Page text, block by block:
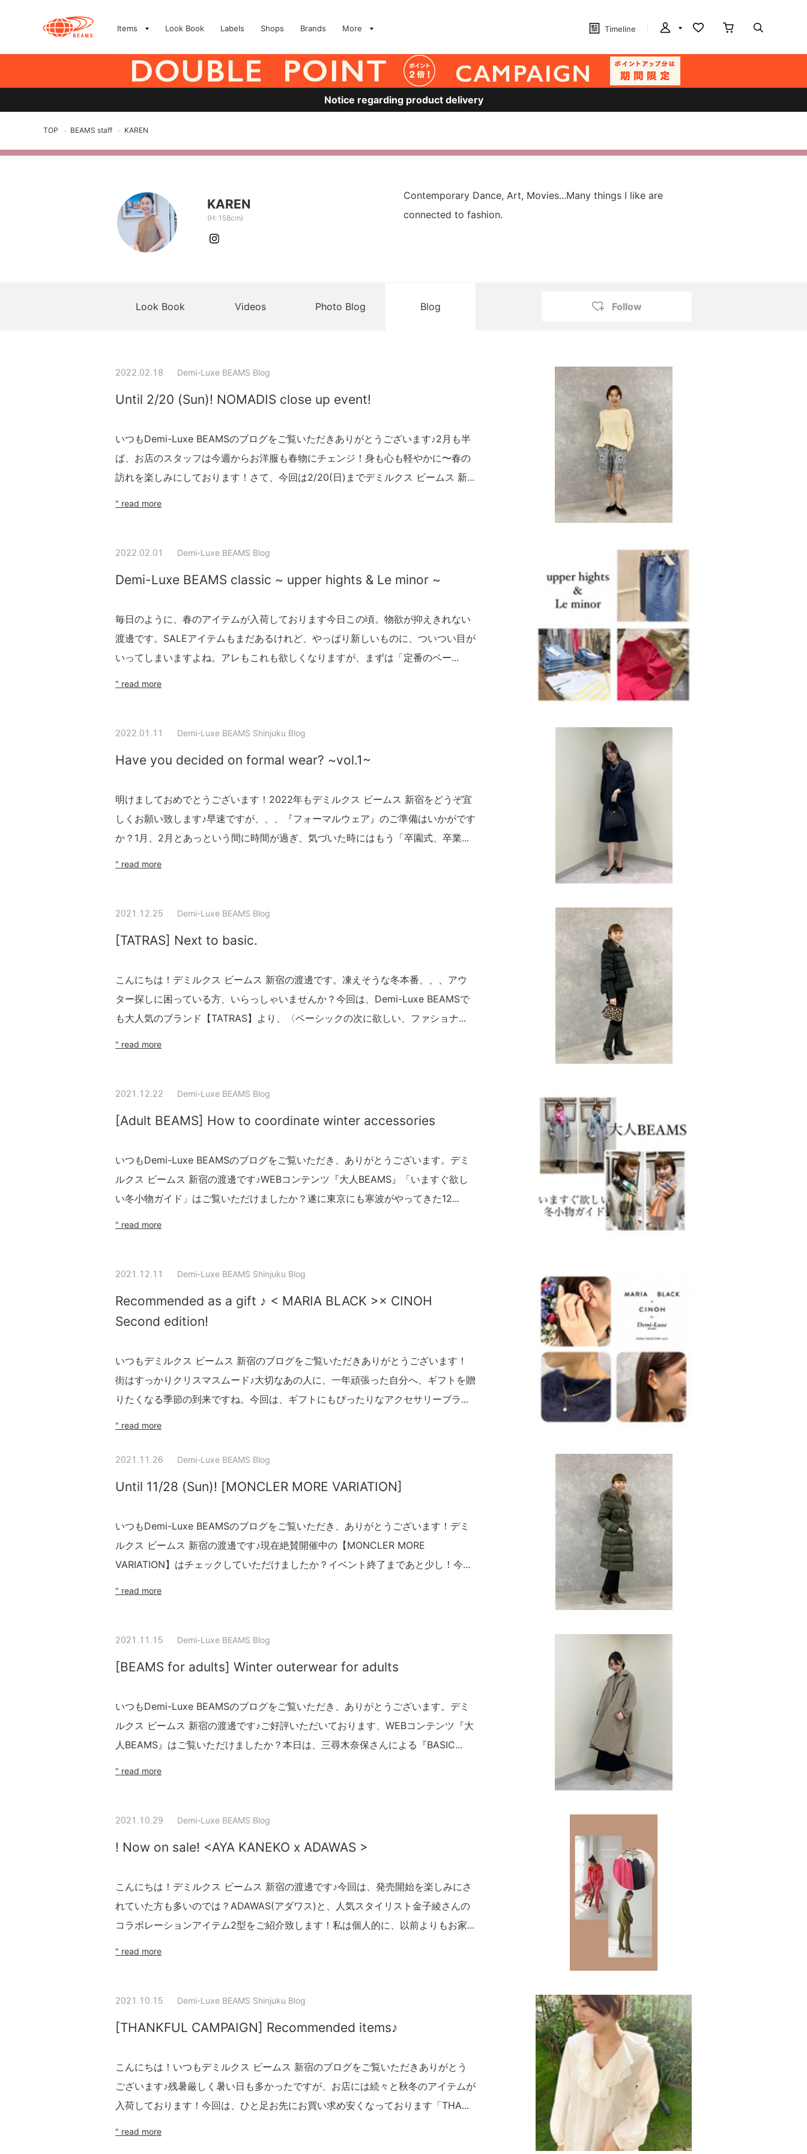
Items Look Book Labels Shops Brands More Timeline
Notice regarding product delivery
TOP > BEAMS staff > KAREN
KAREN
(H: 158cm)
Contemporary Dance, Art, Movies...Many things I like are
connected to fashion.
Look Book Videos Photo Blog Blog Follow
2022.02.18 Demi-Luxe BEAMS Blog
Until 2/20 (Sun)! NOMADIS close up event!
いつもDemi-Luxe BEAMSのブログをご覧いただきありがとうございます♪2月も半
ば、お店のスタッフは今週からお洋服も春物にチェンジ！身も心も軽やかに〜春の
訪れを楽しみにしております！さて、今回は2/20(日)までデミルクス ビームス 新...
" read more
2022.02.01 Demi-Luxe BEAMS Blog
Demi-Luxe BEAMS classic ~ upper hights & Le minor ~
毎日のように、春のアイテムが入荷しております今日この頃。物欲が抑えきれない
渡邊です。SALEアイテムもまだあるけれど、やっぱり新しいものに、ついつい目が
いってしまいますよね。アレもこれも欲しくなりますが、まずは「定番のベー...
" read more
2022.01.11 Demi-Luxe BEAMS Shinjuku Blog
Have you decided on formal wear? ~vol.1~
明けましておめでとうございます！2022年もデミルクス ビームス 新宿をどうぞ宜
しくお願い致します♪早速ですが、、、『フォーマルウェア』のご準備はいかがです
か？1月、2月とあっという間に時間が過ぎ、気づいた時にはもう「卒園式、卒業...
" read more
2021.12.25 Demi-Luxe BEAMS Blog
[TATRAS] Next to basic.
こんにちは！デミルクス ビームス 新宿の渡邊です。凍えそうな冬本番、、、アウ
ター探しに困っている方、いらっしゃいませんか？今回は、Demi-Luxe BEAMSで
も大人気のブランド【TATRAS】より、〈ベーシックの次に欲しい、ファショナ...
" read more
2021.12.22 Demi-Luxe BEAMS Blog
[Adult BEAMS] How to coordinate winter accessories
いつもDemi-Luxe BEAMSのブログをご覧いただき、ありがとうございます。デミ
ルクス ビームス 新宿の渡邊です♪WEBコンテンツ『大人BEAMS』「いますぐ欲し
い冬小物ガイド」はご覧いただけましたか？遂に東京にも寒波がやってきた12...
" read more
2021.12.11 Demi-Luxe BEAMS Shinjuku Blog
Recommended as a gift ♪ < MARIA BLACK >× CINOH
Second edition!
いつもデミルクス ビームス 新宿のブログをご覧いただきありがとうございます！
街はすっかりクリスマスムード♪大切なあの人に、一年頑張った自分へ、ギフトを贈
りたくなる季節の到来ですね。今回は、ギフトにもぴったりなアクセサリーブラ...
" read more
2021.11.26 Demi-Luxe BEAMS Blog
Until 11/28 (Sun)! [MONCLER MORE VARIATION]
いつもDemi-Luxe BEAMSのブログをご覧いただき、ありがとうございます！デミ
ルクス ビームス 新宿の渡邊です♪現在絶賛開催中の【MONCLER MORE
VARIATION】はチェックしていただけましたか？イベント終了まであと少し！今...
" read more
2021.11.15 Demi-Luxe BEAMS Blog
[BEAMS for adults] Winter outerwear for adults
いつもDemi-Luxe BEAMSのブログをご覧いただき、ありがとうございます。デミ
ルクス ビームス 新宿の渡邊です♪ご好評いただいております、WEBコンテンツ『大
人BEAMS』はご覧いただけましたか？本日は、三尋木奈保さんによる『BASIC...
" read more
2021.10.29 Demi-Luxe BEAMS Blog
! Now on sale! <AYA KANEKO x ADAWAS >
こんにちは！デミルクス ビームス 新宿の渡邊です♪今回は、発売開始を楽しみにさ
れていた方も多いのでは？ADAWAS(アダワス)と、人気スタイリスト金子綾さんの
コラボレーションアイテム2型をご紹介致します！私は個人的に、以前よりもお家...
" read more
2021.10.15 Demi-Luxe BEAMS Shinjuku Blog
[THANKFUL CAMPAIGN] Recommended items♪
こんにちは！いつもデミルクス ビームス 新宿のブログをご覧いただきありがとう
ございます♪残暑厳しく暑い日も多かったですが、お店には続々と秋冬のアイテムが
入荷しております！今回は、ひと足お先にお買い求め安くなっております「THA...
" read more